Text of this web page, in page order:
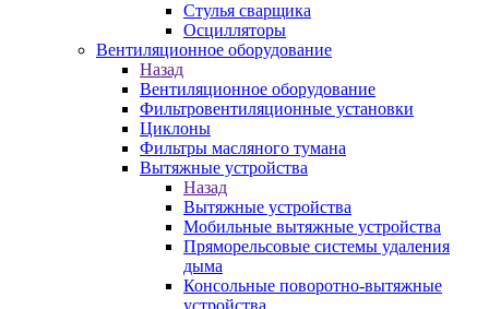
Стулья сварщика
Осцилляторы
Вентиляционное оборудование
Назад
Вентиляционное оборудование
Фильтровентиляционные установки
Циклоны
Фильтры масляного тумана
Вытяжные устройства
Назад
Вытяжные устройства
Мобильные вытяжные устройства
Пряморельсовые системы удаления
дыма
Консольные поворотно-вытяжные
устройства